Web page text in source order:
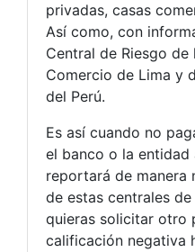
privadas, casas
Así como, con
Central de Riesgo de
Comercio de Lima y
del Perú.
Es así cuando no
el banco o la entidad
reportará de manera
de estas centrales
quieras solicitar otro
calificación negativa